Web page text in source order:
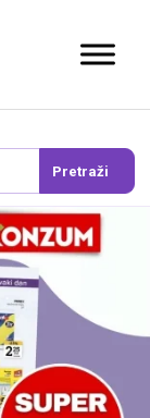
Pretraži